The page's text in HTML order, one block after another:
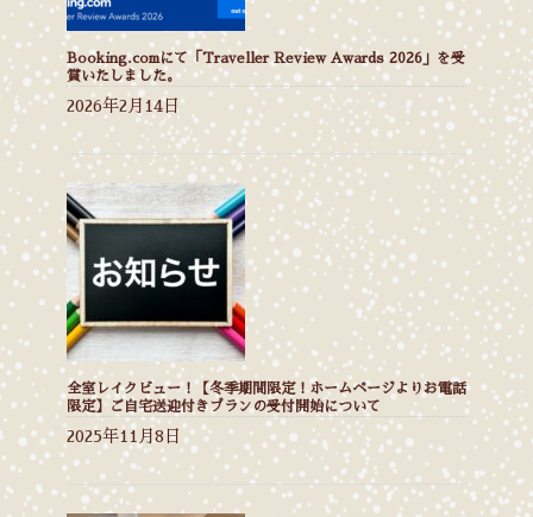
Booking.comにて「Traveller Review Awards 2026」を受
賞いたしました。
2026年2月14日
全室レイクビュー！【冬季期間限定！ホームページよりお電話
限定】ご自宅送迎付きプランの受付開始について
2025年11月8日